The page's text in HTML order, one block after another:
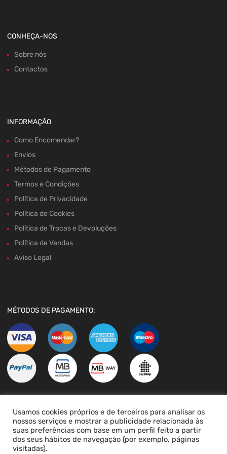
CONHEÇA-NOS
Sobre nós
Contactos
INFORMAÇÃO
Como Encomendar?
Envios
Métodos de Pagamento
Termos e Condições
Política de Privacidade
Política de Cookies
Política de Trocas e Devoluções
Política de Vendas
Aviso Legal
MÉTODOS DE PAGAMENTO:
LIVRO DE RECLAMAÇÕES
Usamos cookies próprios e de terceiros para analisar os
nossos serviços e mostrar a publicidade relacionada às
suas preferências com base em um perfil feito a partir
dos seus hábitos de navegação (por exemplo, páginas
visitadas).